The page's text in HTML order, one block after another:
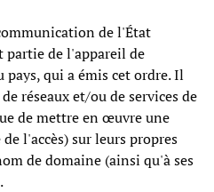
de l'État
partie de l'appareil de
qui a émis cet ordre. Il
réseaux et/ou de services de
de mettre en œuvre une
l'accès) sur leurs propres
de domaine (ainsi qu'à ses